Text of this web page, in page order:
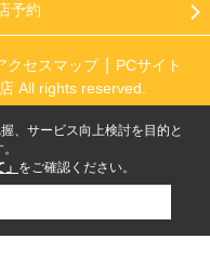
予約
クセスマップ
PCサイト
All rights reserved.
、サービス向上検討を目的と
をご確認ください。